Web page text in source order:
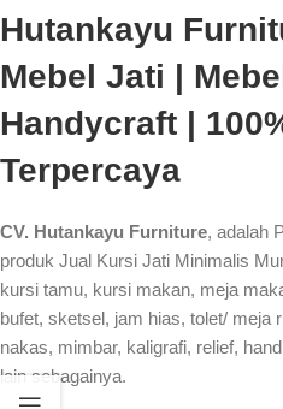
Hutankayu
Mebel Jati |
Handycraft |
Terpercaya
CV. Hutankayu Furniture, adalah
produk Jual Kursi Jati Minimalis
kursi tamu, kursi makan, meja
bufet, sketsel, jam hias, tolet/ meja
nakas, mimbar, kaligrafi, relief,
lain sebagainya.